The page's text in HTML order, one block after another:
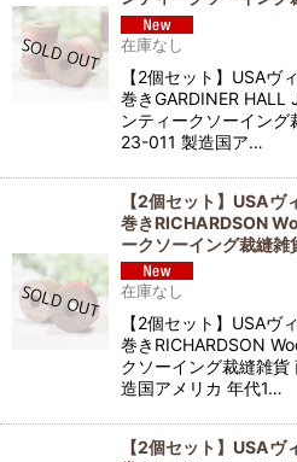
在庫なし
【2個セット】USAヴ
巻きGARDINER HALL
ンティークソーイン
23-011 製造国ア…
【2個セット】USA
巻きRICHARDSON
ークソーイング裁縫雑
在庫なし
【2個セット】USAヴ
巻きRICHARDSON
クソーイング裁縫雑
造国アメリカ 年代1…
【2個セット】USA